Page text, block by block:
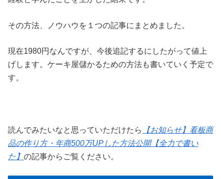
その方法、ノウハウを１つの記事にまとめました。
現在1980円なんですが、今後追記するにしたがって値上
げします。ケーキ屋儲かるための方法も書いていく予定で
す。
読んでみたいなと思っていただけたら
【お知らせ】看板商
品の作り方・年商500万UPした方法公開【全力で書い
た】 の記事からご覧ください。